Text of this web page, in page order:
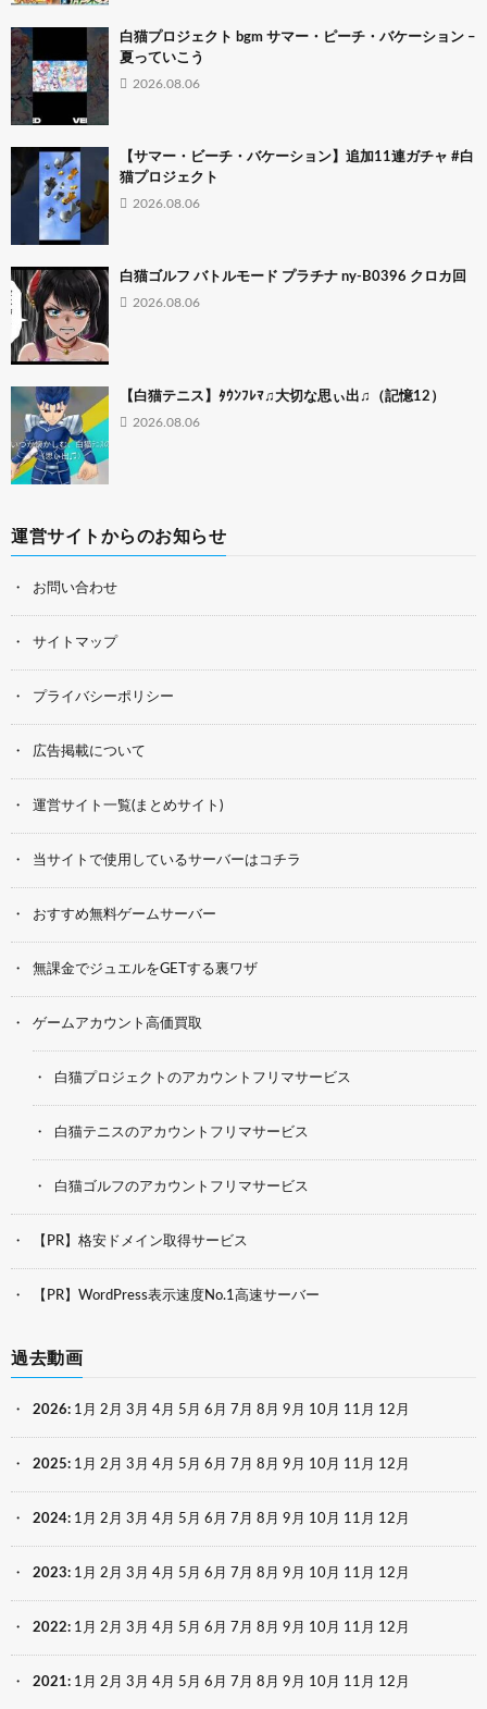
白猫プロジェクト bgm サマー・ピーチ・バケーション –
夏っていこう
2026.08.06
【サマー・ビーチ・バケーション】追加11連ガチャ #白
猫プロジェクト
2026.08.06
白猫ゴルフ バトルモード プラチナ ny-B0396 クロカ回
2026.08.06
【白猫テニス】ﾀｳﾝﾌﾚﾏ♫大切な思ぃ出♫（記憶12）
2026.08.06
運営サイトからのお知らせ
お問い合わせ
サイトマップ
プライバシーポリシー
広告掲載について
運営サイト一覧(まとめサイト)
当サイトで使用しているサーバーはコチラ
おすすめ無料ゲームサーバー
無課金でジュエルをGETする裏ワザ
ゲームアカウント高価買取
白猫プロジェクトのアカウントフリマサービス
白猫テニスのアカウントフリマサービス
白猫ゴルフのアカウントフリマサービス
【PR】格安ドメイン取得サービス
【PR】WordPress表示速度No.1高速サーバー
過去動画
2026: 1月 2月 3月 4月 5月 6月 7月 8月 9月 10月 11月 12月
2025: 1月 2月 3月 4月 5月 6月 7月 8月 9月 10月 11月 12月
2024: 1月 2月 3月 4月 5月 6月 7月 8月 9月 10月 11月 12月
2023: 1月 2月 3月 4月 5月 6月 7月 8月 9月 10月 11月 12月
2022: 1月 2月 3月 4月 5月 6月 7月 8月 9月 10月 11月 12月
2021: 1月 2月 3月 4月 5月 6月 7月 8月 9月 10月 11月 12月